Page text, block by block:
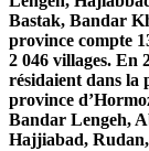
Bastak, Bandar
province compte
2 046 villages. En
résidaient dans la
province
Bandar Lengeh,
Hajjiabad,